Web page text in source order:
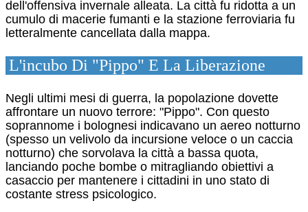
dell'offensiva invernale alleata. La città fu ridotta a un
cumulo di macerie fumanti e la stazione ferroviaria fu
letteralmente cancellata dalla mappa.
L'incubo Di "Pippo" E La Liberazione
Negli ultimi mesi di guerra, la popolazione dovette
affrontare un nuovo terrore: "Pippo". Con questo
soprannome i bolognesi indicavano un aereo notturno
(spesso un velivolo da incursione veloce o un caccia
notturno) che sorvolava la città a bassa quota,
lanciando poche bombe o mitragliando obiettivi a
casaccio per mantenere i cittadini in uno stato di
costante stress psicologico.